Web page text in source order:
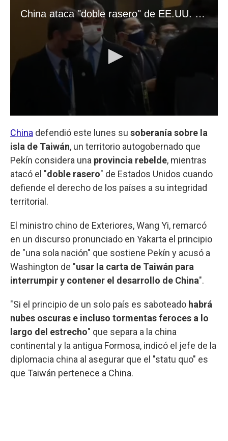
China defendió este lunes su soberanía sobre la
isla de Taiwán, un territorio autogobernado que
Pekín considera una provincia rebelde, mientras
atacó el "doble rasero" de Estados Unidos cuando
defiende el derecho de los países a su integridad
territorial.
El ministro chino de Exteriores, Wang Yi, remarcó
en un discurso pronunciado en Yakarta el principio
de "una sola nación" que sostiene Pekín y acusó a
Washington de "usar la carta de Taiwán para
interrumpir y contener el desarrollo de China".
"Si el principio de un solo país es saboteado habrá
nubes oscuras e incluso tormentas feroces a lo
largo del estrecho" que separa a la china
continental y la antigua Formosa, indicó el jefe de la
diplomacia china al asegurar que el "statu quo" es
que Taiwán pertenece a China.